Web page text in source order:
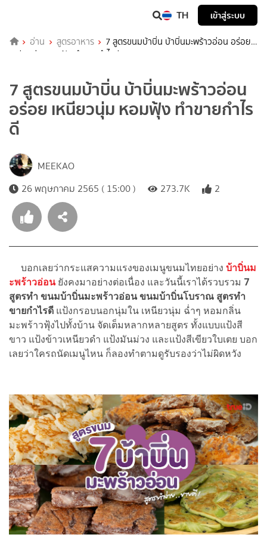
TH เข้าสู่ระบบ
อ่าน สูตรอาหาร
7 สูตรขนมบ้าบิ่น บ้าบิ่นมะพร้าวอ่อน อร่อย
เหนียวนุ่ม หอมฟุ้ง ทำขายกำไรดี
7 สูตรขนมบ้าบิ่น บ้าบิ่นมะพร้าวอ่อน
อร่อย เหนียวนุ่ม หอมฟุ้ง ทำขายกำไร
ดี
MEEKAO
26 พฤษภาคม 2565 ( 15:00 )
273.7K 2
บอกเลยว่ากระแสความแรงของเมนูขนมไทยอย่าง บ้าบิ่นม
ะพร้าวอ่อนยังคงมาอย่างต่อเนื่อง และวันนี้เราได้รวบรวม 7
สูตรทำ ขนมบ้าบิ่นมะพร้าวอ่อน ขนมบ้าบิ่นโบราณ สูตรทำ
ขายกำไรดี แป้งกรอบนอกนุ่มใน เหนียวนุ่ม ฉ่ำๆ หอมกลิ่น
มะพร้าวฟุ้งไปทั้งบ้าน จัดเต็มหลากหลายสูตร ทั้งแบบแป้งสี
ขาว แป้งข้าวเหนียวดำ แป้งมันม่วง และแป้งสีเขียวใบเตย บอก
เลยว่าใครถนัดเมนูไหน ก็ลองทำตามดูรับรองว่าไม่ผิดหวัง